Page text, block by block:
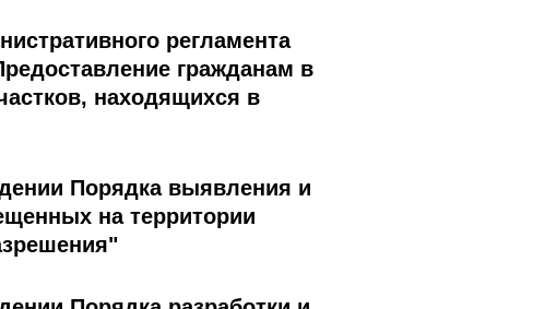
регламента
гражданам в
находящихся в
Порядка выявления и
на территории